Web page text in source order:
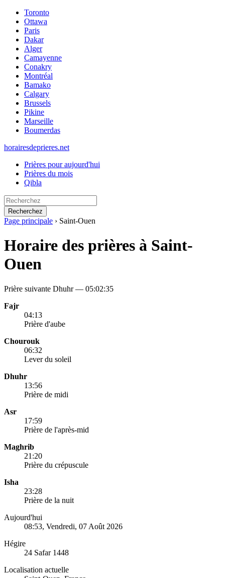
Toronto
Ottawa
Paris
Dakar
Alger
Camayenne
Conakry
Montréal
Bamako
Calgary
Brussels
Pikine
Marseille
Boumerdas
horairesdeprieres.net
Prières pour aujourd'hui
Prières du mois
Qibla
Recherchez
Page principale › Saint-Ouen
Horaire des prières à Saint-
Ouen
Prière suivante Dhuhr — 05:02:35
Fajr
04:13
Prière d'aube
Chourouk
06:32
Lever du soleil
Dhuhr
13:56
Prière de midi
Asr
17:59
Prière de l'après-mid
Maghrib
21:20
Prière du crépuscule
Isha
23:28
Prière de la nuit
Aujourd'hui
08:53, Vendredi, 07 Août 2026
Hégire
24 Safar 1448
Localisation actuelle